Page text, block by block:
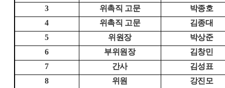
3
위촉직 고문
박종호
4
위촉직 고문
김종대
5
위원장
박상준
6
부위원장
김창민
7
간사
김성표
8
위원
강진모